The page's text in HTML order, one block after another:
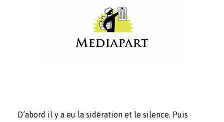
D’abord il y a eu la sidération et le silence. Puis